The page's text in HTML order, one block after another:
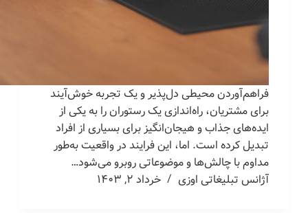
فراهم‌آوردن محیطی دل‌پذیر و یک تجربه خوش‌آیند
برای مشتریان، راه‌اندازی یک رستوران را به یکی از
ایده‌های جذاب و هیجان‌انگیز برای بسیاری از افراد
تبدیل کرده است. اما، این فرایند در واقعیت به‌طور
مداوم با چالش‌ها و موضوعاتی روبرو می‌شود…
آژانس تبلیغاتی اوزی
خرداد ۲, ۱۴۰۳